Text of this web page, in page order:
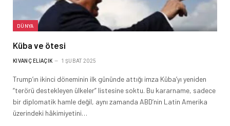
DÜNYA
Küba ve ötesi
KIVANÇ ELIAÇIK 1 ŞUBAT 2025
Trump’ın ikinci döneminin ilk gününde attığı imza Küba’yı yeniden
“terörü destekleyen ülkeler” listesine soktu. Bu kararname, sadece
bir diplomatik hamle değil, aynı zamanda ABD’nin Latin Amerika
üzerindeki hâkimiyetini…